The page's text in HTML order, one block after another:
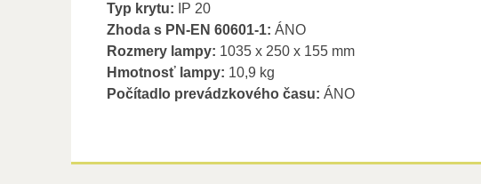
Typ krytu: IP 20
Zhoda s PN-EN 60601-1: ÁNO
Rozmery lampy: 1035 x 250 x 155 mm
Hmotnosť lampy: 10,9 kg
Počítadlo prevádzkového času: ÁNO